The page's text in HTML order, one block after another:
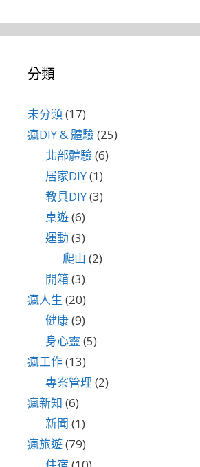
分類
未分類(17)
瘋DIY & 體驗(25)
北部體驗(6)
居家DIY(1)
教具DIY(3)
桌遊(6)
運動 (3)
爬山 (2)
開箱(3)
瘋人生 (20)
健康(9)
身心靈 (5)
瘋工作(13)
專案管理 (2)
瘋新知 (6)
新聞 (1)
瘋旅遊(79)